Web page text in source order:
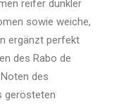
reifer dunkler
sowie weiche,
ergänzt perfekt
des Rabo de
des
gerösteten